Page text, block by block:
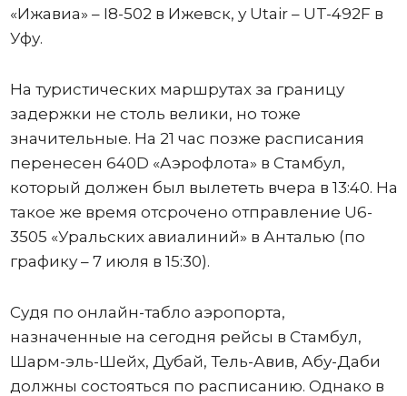
«Ижавиа» – I8-502 в Ижевск, у Utair – UT-492F в
Уфу.
На туристических маршрутах за границу
задержки не столь велики, но тоже
значительные. На 21 час позже расписания
перенесен 640D «Аэрофлота» в Стамбул,
который должен был вылететь вчера в 13:40. На
такое же время отсрочено отправление U6-
3505 «Уральских авиалиний» в Анталью (по
графику – 7 июля в 15:30).
Судя по онлайн-табло аэропорта,
назначенные на сегодня рейсы в Стамбул,
Шарм-эль-Шейх, Дубай, Тель-Авив, Абу-Даби
должны состояться по расписанию. Однако в